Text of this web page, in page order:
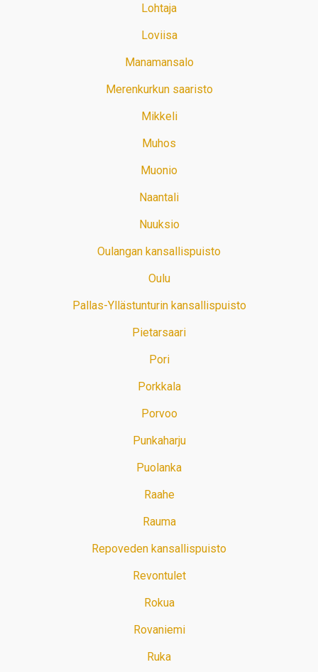
Lohtaja
Loviisa
Manamansalo
Merenkurkun saaristo
Mikkeli
Muhos
Muonio
Naantali
Nuuksio
Oulangan kansallispuisto
Oulu
Pallas-Yllästunturin kansallispuisto
Pietarsaari
Pori
Porkkala
Porvoo
Punkaharju
Puolanka
Raahe
Rauma
Repoveden kansallispuisto
Revontulet
Rokua
Rovaniemi
Ruka